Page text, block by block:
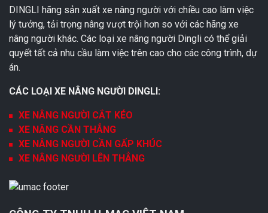
DINGLI hãng sản xuất xe nâng người với chiều cao làm việc
lý tưởng, tải trọng nâng vượt trội hơn so với các hãng xe
nâng người khác. Các loại xe nâng người Dingli có thể giải
quyết tất cả nhu cầu làm việc trên cao cho các công trình, dự
án.
CÁC LOẠI XE NÂNG NGƯỜI DINGLI:
XE NÂNG NGƯỜI CẮT KÉO
XE NÂNG CẦN THẲNG
XE NÂNG NGƯỜI CẦN GẤP KHÚC
XE NÂNG NGƯỜI LÊN THẲNG